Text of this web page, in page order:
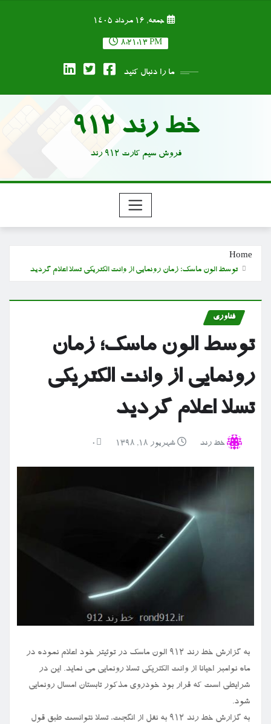
جمعه, ۱۶ مرداد ۱۴۰۵
8:21:13 PM
ما را دنبال کنید
خط رند 912
فروش سیم کارت 912 رند
Home
توسط الون ماسک؛ زمان رونمایی از وانت الکتریکی تسلا اعلام گردید
فناوری
توسط الون ماسک؛ زمان
رونمایی از وانت الکتریکی
تسلا اعلام گردید
خط رند شهریور ۱۸, ۱۳۹۸ 0
به گزارش خط رند ۹۱۲ الون ماسک در توئیتر خود اعلام نموده در
ماه نوامبر احیانا از وانت الکتریکی تسلا رونمایی می نماید. این در
شرایطی است که قرار بود خودروی مذکور تابستان امسال رونمایی
شود.
به گزارش خط رند ۹۱۲ به نقل از انگجت، تسلا نتوانست طبق قول